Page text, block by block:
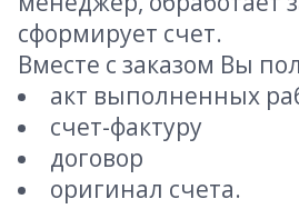
сформирует счет.
Вместе с заказом Вы
акт выполненных
счет-фактуру
договор
оригинал счета.